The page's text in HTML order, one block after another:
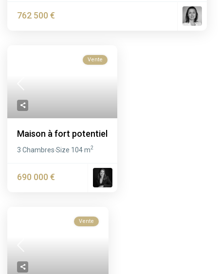
762 500 €
Vente
Maison à fort potentiel
3 Chambres·Size 104 m2
690 000 €
Vente